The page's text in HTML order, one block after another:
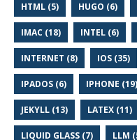
HTML (5) HUGO (6)
IMAC (18) INTEL (6)
INTERNET (8) IOS (35)
IPADOS (6) IPHONE (19)
JEKYLL (13) LATEX (11)
LIQUID GLASS (7) LLM